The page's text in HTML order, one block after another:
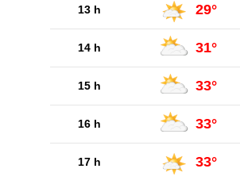
13 h 29°
14 h 31°
15 h 33°
16 h 33°
17 h 33°